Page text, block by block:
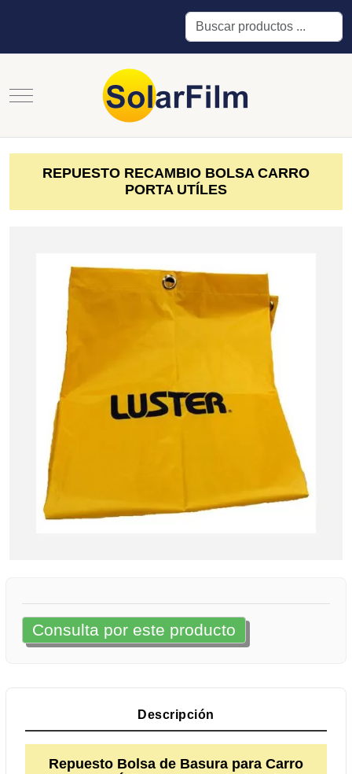
Buscar
Mobile Menu Toggle
REPUESTO RECAMBIO BOLSA CARRO
PORTA UTÍLES
Consulta por este producto
Descripción
Repuesto Bolsa de Basura para Carro